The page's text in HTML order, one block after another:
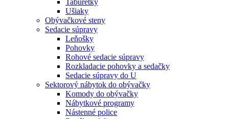
Ušiaky
Obývačkové steny
Sedacie súpravy
Leňošky
Pohovky
Rohové sedacie súpravy
Rozkladacie pohovky a sedačky
Sedacie súpravy do U
Sektorový nábytok do obývačky
Komody do obývačky
Nábytkové programy
Nástenné police